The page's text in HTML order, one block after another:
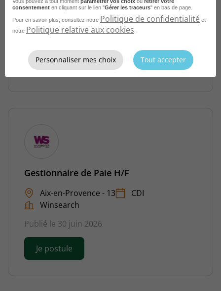
Aix-en-Provence - 13
CDI
WEETALENT
Je postule
Gestionnaire de Paie H/F
Aix-en-Provence - 13
CDI
Winsearch
Publié le 30 juin 2026
Je postule
consentement en cliquant sur le lien "Gérer les traceurs" en bas de page.
Pour en savoir plus, consultez notre Politique de confidentialité et
notre Politique relative aux cookies
Personnaliser mes choix Tout accepter